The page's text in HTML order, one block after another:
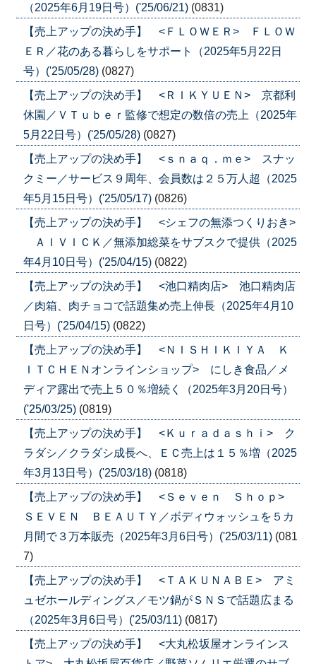
（2025年6月19日号）('25/06/21) (0831)
【売上アップの決め手】 <ＦＬＯＷＥＲ> ＦＬＯＷ
ＥＲ／花のある暮らしをサポート（2025年5月22日
号）('25/05/28) (0827)
【売上アップの決め手】 <ＲＩＫＹＵＥＮ> 京都利
休園／ＶＴｕｂｅｒ監修で想定の数倍の売上（2025年
5月22日号）('25/05/28) (0827)
【売上アップの決め手】 <ｓｎａｑ．ｍｅ> スナッ
クミー／サービス９周年、会員数は２５万人超（2025
年5月15日号）('25/05/17) (0826)
【売上アップの決め手】 <シェフの無添つくりおき>
ＡＩＶＩＣＫ／無添加総菜をサブスクで提供（2025
年4月10日号）('25/04/15) (0822)
【売上アップの決め手】 <池口精肉店> 池口精肉店
／肉箱、肉チョコで話題集め売上伸長（2025年4月10
日号）('25/04/15) (0822)
【売上アップの決め手】 <ＮＩＳＨＩＫＩＹＡ Ｋ
ＩＴＣＨＥＮオンラインショップ> にしき食品／メ
ディア露出で売上５０％増続く（2025年3月20日号）
('25/03/25) (0819)
【売上アップの決め手】 <Ｋｕｒａｄａｓｈｉ> ク
ラダシ／クラダシ成長へ、ＥＣ売上は１５％増（2025
年3月13日号）('25/03/18) (0818)
【売上アップの決め手】 <Ｓｅｖｅｎ Ｓｈｏｐ>
ＳＥＶＥＮ ＢＥＡＵＴＹ／ボディウォッシュを５カ
月間で３万本販売（2025年3月6日号）('25/03/11) (081
7)
【売上アップの決め手】 <ＴＡＫＵＮＡＢＥ> アミ
ュゼホールディングス／モツ鍋がＳＮＳで話題広まる
（2025年3月6日号）('25/03/11) (0817)
【売上アップの決め手】 <大丸松坂屋オンラインス